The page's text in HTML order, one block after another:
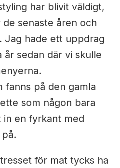
har blivit väldigt,
senaste åren och
Jag hade ett uppdrag
sedan där vi skulle
fanns på den gamla
som någon bara
in en fyrkant med
för mat tycks ha